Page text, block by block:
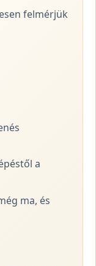
felmérjük
a
ma, és